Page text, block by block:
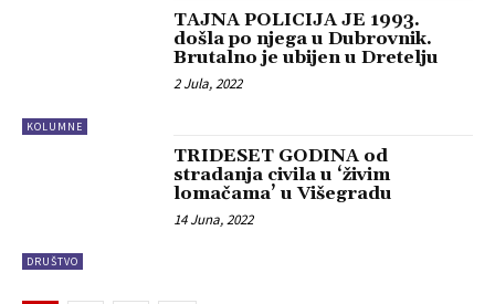
KOLUMNE
TAJNA POLICIJA JE 1993.
došla po njega u Dubrovnik.
Brutalno je ubijen u Dretelju
2 Jula, 2022
DRUŠTVO
TRIDESET GODINA od
stradanja civila u ‘živim
lomačama’ u Višegradu
14 Juna, 2022